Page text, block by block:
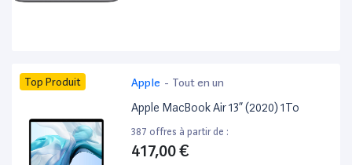
Top Produit Apple - Tout en un
Apple MacBook Air 13” (2020) 1To
387 offres à partir de :
417,00 €